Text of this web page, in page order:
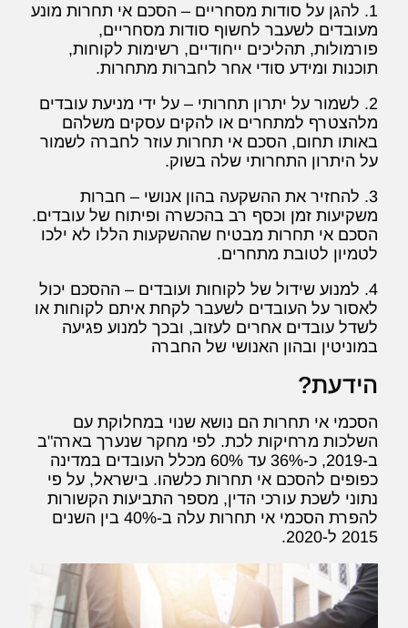
1. להגן על סודות מסחריים – הסכם אי תחרות מונע
מעובדים לשעבר לחשוף סודות מסחריים,
פורמולות, תהליכים ייחודיים, רשימות לקוחות,
תוכנות ומידע סודי אחר לחברות מתחרות.
2. לשמור על יתרון תחרותי – על ידי מניעת עובדים
מלהצטרף למתחרים או להקים עסקים משלהם
באותו תחום, הסכם אי תחרות עוזר לחברה לשמור
על היתרון התחרותי שלה בשוק.
3. להחזיר את ההשקעה בהון אנושי – חברות
משקיעות זמן וכסף רב בהכשרה ופיתוח של עובדים.
הסכם אי תחרות מבטיח שההשקעות הללו לא ילכו
לטמיון לטובת מתחרים.
4. למנוע שידול של לקוחות ועובדים – ההסכם יכול
לאסור על העובדים לשעבר לקחת איתם לקוחות או
לשדל עובדים אחרים לעזוב, ובכך למנוע פגיעה
במוניטין ובהון האנושי של החברה
הידעת?
הסכמי אי תחרות הם נושא שנוי במחלוקת עם
השלכות מרחיקות לכת. לפי מחקר שנערך בארה"ב
ב-2019, כ-36% עד 60% מכלל העובדים במדינה
כפופים להסכם אי תחרות כלשהו. בישראל, על פי
נתוני לשכת עורכי הדין, מספר התביעות הקשורות
להפרת הסכמי אי תחרות עלה ב-40% בין השנים
2015 ל-2020.